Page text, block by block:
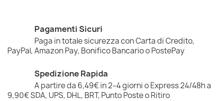
Pagamenti Sicuri
Paga in totale sicurezza con Carta di Credito,
PayPal, Amazon Pay, Bonifico Bancario o PostePay
Spedizione Rapida
A partire da 6,49€ in 2–4 giorni o Express 24/48h a
9,90€ SDA, UPS, DHL, BRT, Punto Poste o Ritiro